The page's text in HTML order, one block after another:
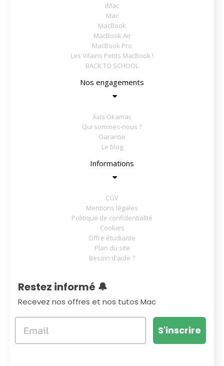
iMac
Mac
MacBook
MacBook Air
MacBook Pro
Les Vilains Petits MacBook !
BACK TO SCHOOL
Nos engagements
Avis Okamac
Qui sommes-nous ?
Garantie
Le blog
Informations
CGV
Mentions légales
Politique de confidentialité
Cookies
Offre étudiante
Plan du site
Besoin d'aide ?
Restez informé 🔔
Recevez nos offres et nos tutos Mac
S'inscrire